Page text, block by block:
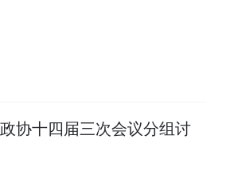
协十四届三次会议分组讨